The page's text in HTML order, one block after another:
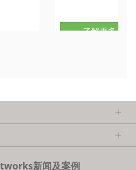
了解更多
新闻及案例